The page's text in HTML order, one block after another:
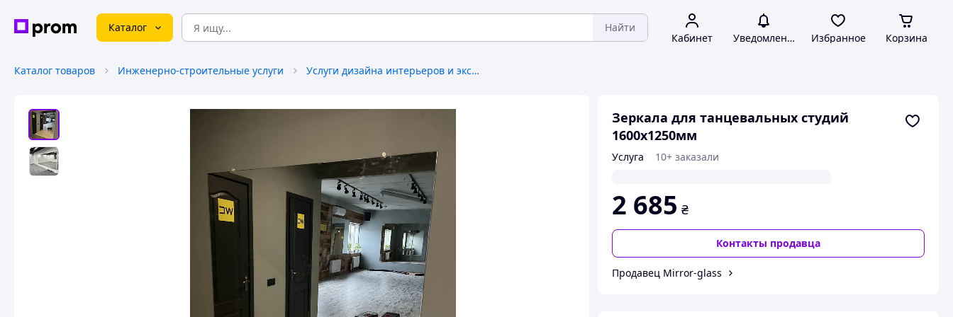
Каталог Найти
Кабинет Уведомления Избранное Корзина
Каталог товаров Инженерно-строительные услуги Услуги дизайна интерьеров и экстерьеров
Зеркала для танцевальных студий
1600х1250мм
Услуга 10+ заказали
2 685 ₴
Контакты продавца
Продавец Mirror-glass